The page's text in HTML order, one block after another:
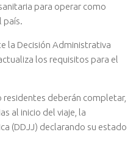
para operar como
país.
la Decisión Administrativa
los requisitos para el
residentes deberán completar,
al inicio del viaje, la
(DDJJ) declarando su estado